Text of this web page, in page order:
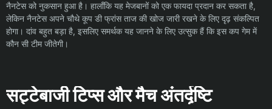
नैनटेस को नुकसान हुआ है। हालाँकि यह मेजबानों को एक फायदा प्रदान कर सकता है,
लेकिन नैनटेस अपने चौथे कूप डी फ्रांस ताज की खोज जारी रखने के लिए दृढ़ संकल्पित
होगा। दांव बहुत बड़ा है, इसलिए समर्थक यह जानने के लिए उत्सुक हैं कि इस कप गेम में
कौन सी टीम जीतेगी।
सट्टेबाजी टिप्स और मैच अंतर्दृष्टि